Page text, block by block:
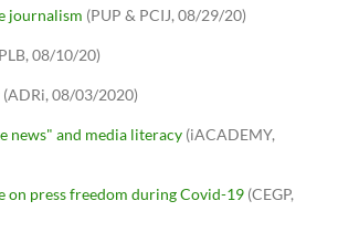
journalism (PUP & PCIJ, 08/29/20)
08/10/20)
(ADRi, 08/03/2020)
news" and media literacy (iACADEMY,
on press freedom during Covid-19 (CEGP,